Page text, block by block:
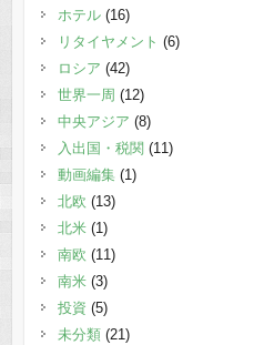
ホテル(16)
リタイヤメント (6)
ロシア (42)
世界一周 (12)
中央アジア (8)
入出国・税関 (11)
動画編集 (1)
北欧 (13)
北米(1)
南欧 (11)
南米(3)
投資 (5)
未分類(21)